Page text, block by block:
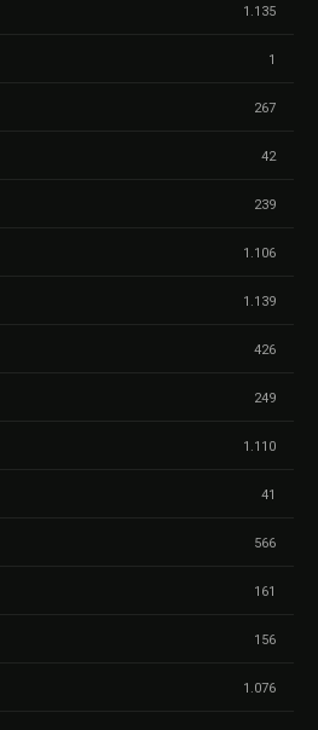
1.135
1
267
42
239
1.106
1.139
426
249
1.110
41
566
161
156
1.076